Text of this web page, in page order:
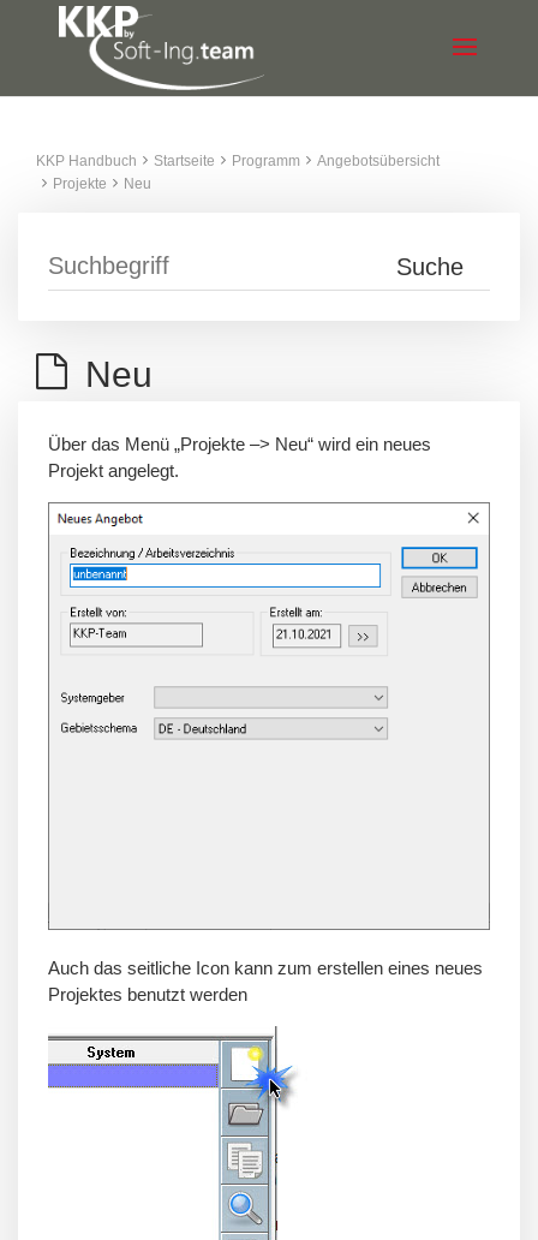
KKP Handbuch Startseite Programm
Angebotsübersicht
Projekte
Neu
Neu
Über das Menü „Projekte –> Neu“ wird ein neues
Projekt angelegt.
Auch das seitliche Icon kann zum erstellen eines neues
Projektes benutzt werden